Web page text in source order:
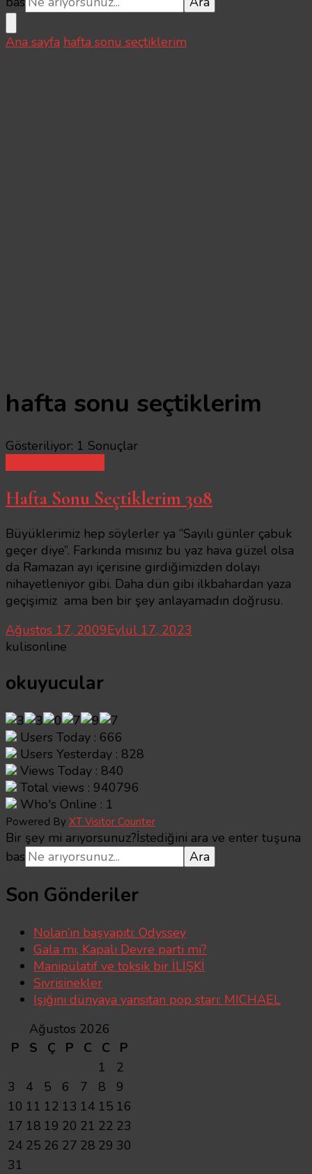
Ana sayfa hafta sonu seçtiklerim
hafta sonu seçtiklerim
Gösteriliyor: 1 Sonuçlar
Hafta Sonu Seçtiklerim 308
Büyüklerimiz hep söylerler ya ‘’Sayılı günler çabuk
geçer diye’’. Farkında mısınız bu yaz hava güzel olsa
da Ramazan ayı içerisine girdiğimizden dolayı
nihayetleniyor gibi. Daha dün gibi ilkbahardan yaza
geçişimiz ama ben bir şey anlayamadın doğrusu.
Ağustos 17, 2009Eylül 17, 2023
kulisonline
okuyucular
Users Today : 666
Users Yesterday : 828
Views Today : 840
Total views : 940796
Who's Online : 1
Powered By XT Visitor Counter
Bir şey mi arıyorsunuz?İstediğini ara ve enter tuşuna
bas
Son Gönderiler
Nolan’ın başyapıtı: Odyssey
Gala mı, Kapalı Devre parti mi?
Manipülatif ve toksik bir İLİŞKİ
Sivrisinekler
Işığını dünyaya yansıtan pop starı: MICHAEL
Ağustos 2026
P
S Ç P C C
P
1
2
3
4 5 6 7 8
9
10 11 12 13 14 15 16
17 18 19 20 21 22 23
24 25 26 27 28 29 30
31